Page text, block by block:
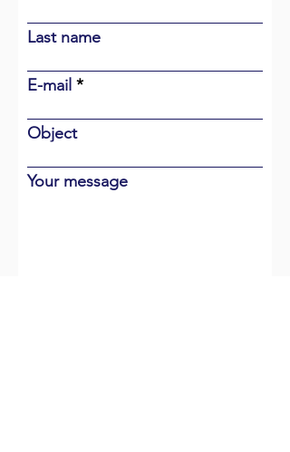
Last name
E-mail
Object
Your message